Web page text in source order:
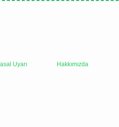
Uyarı Hakkımızda